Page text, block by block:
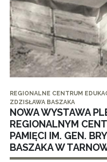
REGIONALNE CENTRUM
ZDZISŁAWA BASZAKA
NOWA WYSTAWA
REGIONALNYM
PAMIĘCI IM. GEN.
BASZAKA W